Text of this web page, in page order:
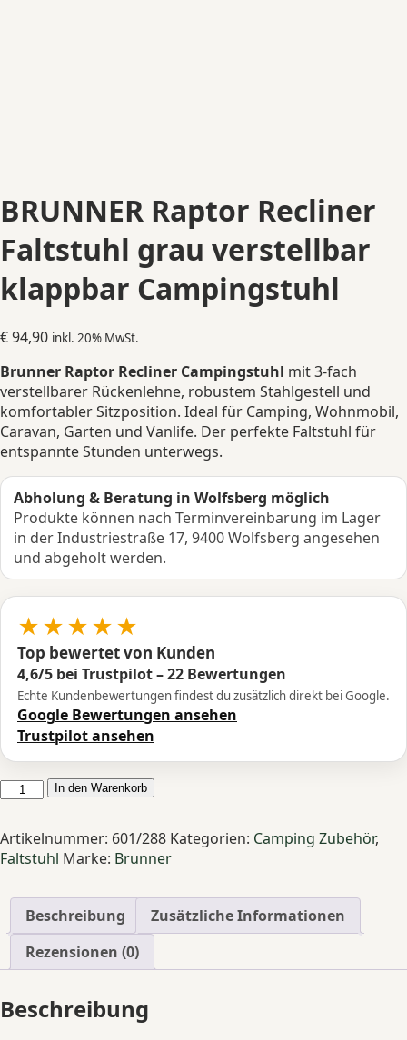
BRUNNER Raptor Recliner
Faltstuhl grau verstellbar
klappbar Campingstuhl
€94,90 inkl. 20% MwSt.
Brunner Raptor Recliner Campingstuhl mit 3-fach
verstellbarer Rückenlehne, robustem Stahlgestell und
komfortabler Sitzposition. Ideal für Camping, Wohnmobil,
Caravan, Garten und Vanlife. Der perfekte Faltstuhl für
entspannte Stunden unterwegs.
Abholung & Beratung in Wolfsberg möglich
Produkte können nach Terminvereinbarung im Lager
in der Industriestraße 17, 9400 Wolfsberg angesehen
und abgeholt werden.
★★★★★
Top bewertet von Kunden
4,6/5 bei Trustpilot – 22 Bewertungen
Echte Kundenbewertungen findest du zusätzlich direkt bei Google.
Google Bewertungen ansehen
Trustpilot ansehen
BRUNNER
Faltstuhl
grau
klappbar
Campingstuhl
Menge
In den Warenkorb
Artikelnummer: 601/288 Kategorien: Camping Zubehör,
Faltstuhl Marke: Brunner
Beschreibung
Zusätzliche Informationen
Rezensionen (0)
Beschreibung